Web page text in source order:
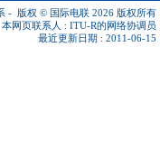
- 版权 © 国际电联 2026 版权所有
本网页联系人 : ITU-R的网络协调员
最近更新日期 : 2011-06-15